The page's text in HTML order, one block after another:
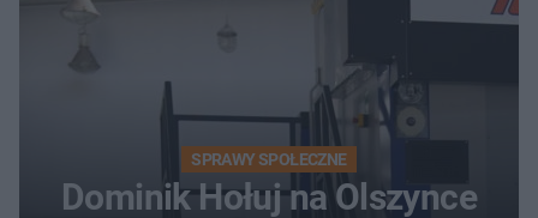
SPRAWY SPOŁECZNE
Dominik Hołuj na Olszynce